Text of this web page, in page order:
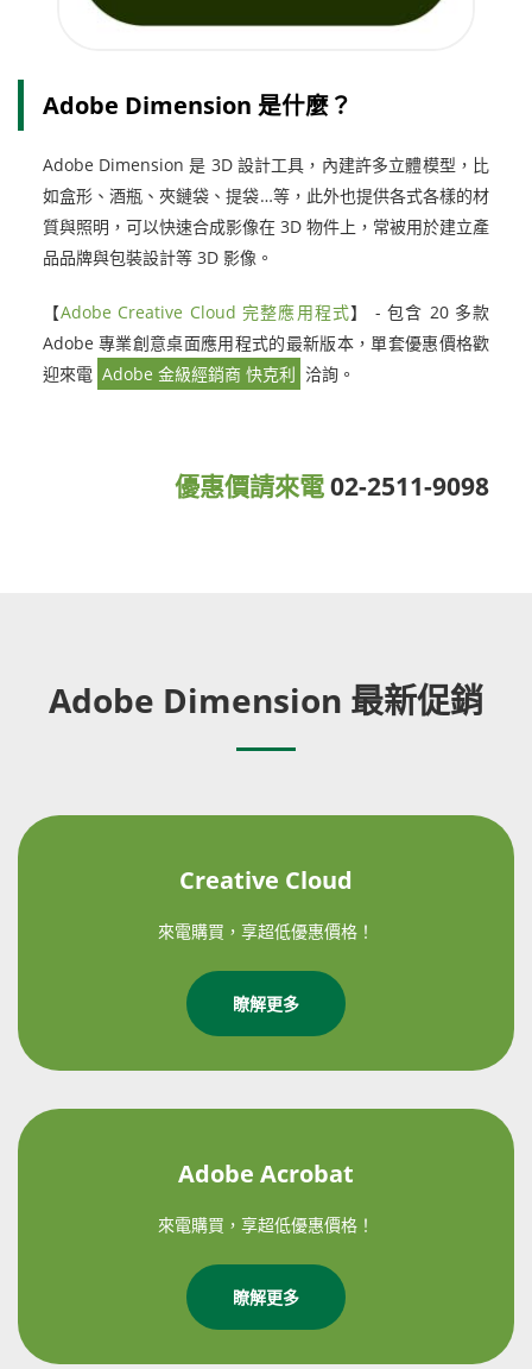
Adobe Dimension 是什麼？
Adobe Dimension 是 3D 設計工具，內建許多立體模型，比
如盒形、酒瓶、夾鏈袋、提袋…等，此外也提供各式各樣的材
質與照明，可以快速合成影像在 3D 物件上，常被用於建立產
品品牌與包裝設計等 3D 影像。
【Adobe Creative Cloud 完整應用程式】 - 包含 20 多款
Adobe 專業創意桌面應用程式的最新版本，單套優惠價格歡
迎來電 Adobe 金級經銷商 快克利 洽詢。
優惠價請來電02-2511-9098
Adobe Dimension 最新促銷
Creative Cloud
來電購買，享超低優惠價格！
瞭解更多
Adobe Acrobat
來電購買，享超低優惠價格！
瞭解更多